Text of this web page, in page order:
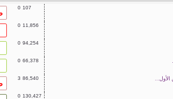
0
0
94,254
0
0
86,540
3
0